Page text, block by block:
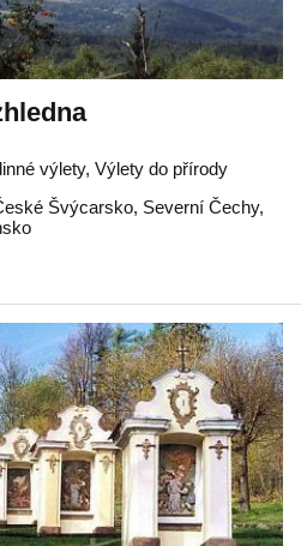
výlety, Výlety do přírody
Švýcarsko, Severní Čechy,